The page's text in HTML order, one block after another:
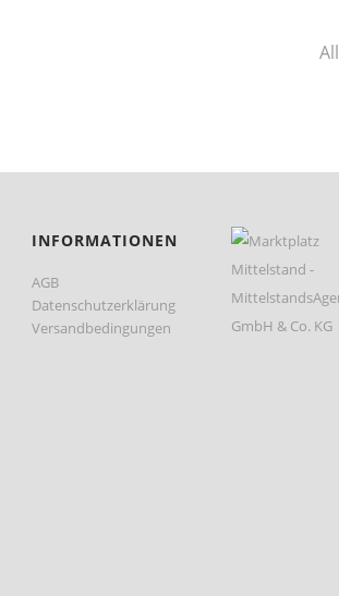
INFORMATIONEN
AGB
Datenschutzerklärung
Versandbedingungen